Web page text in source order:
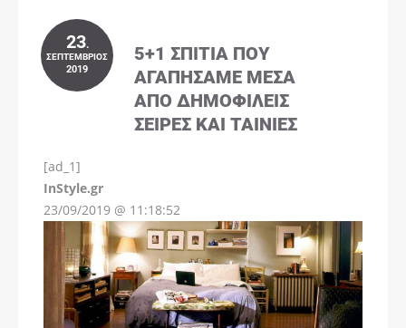
23.
ΣΕΠΤΈΜΒΡΙΟΣ
2019
5+1 ΣΠΊΤΙΑ ΠΟΥ
ΑΓΑΠΉΣΑΜΕ ΜΈΣΑ
ΑΠΌ ΔΗΜΟΦΙΛΕΊΣ
ΣΕΙΡΈΣ ΚΑΙ ΤΑΙΝΊΕΣ
[ad_1]
InStyle.gr
23/09/2019 @ 11:18:52